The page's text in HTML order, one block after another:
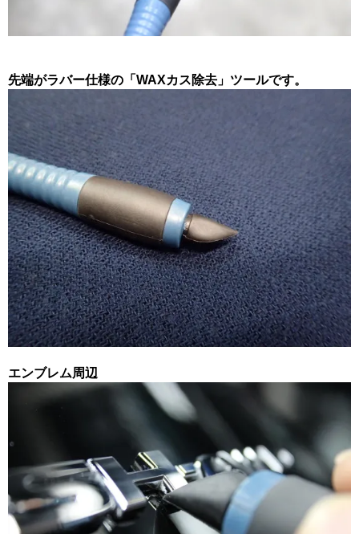
先端がラバー仕様の「WAXカス除去」ツールです。
エンブレム周辺